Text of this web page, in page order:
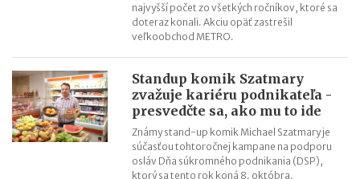
najvyšší počet zo všetkých ročníkov, ktoré sa
doteraz konali. Akciu opäť zastrešil
veľkoobchod METRO.
Standup komik Szatmary
zvažuje kariéru podnikateľa -
presvedčte sa, ako mu to ide
Známy stand-up komik Michael Szatmary je
súčasťou tohtoročnej kampane na podporu
osláv Dňa súkromného podnikania (DSP),
ktorý sa tento rok koná 8. októbra.